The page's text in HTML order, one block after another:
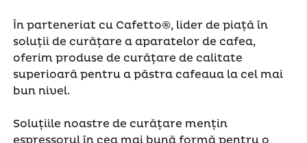
În parteneriat cu Cafetto®, lider de piață în
soluții de curățare a aparatelor de cafea,
oferim produse de curățare de calitate
superioară pentru a păstra cafeaua la cel mai
bun nivel.
Soluțiile noastre de curățare mențin
espressorul în cea mai bună formă pentru o